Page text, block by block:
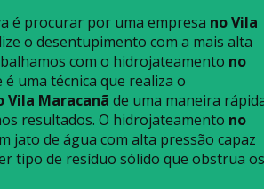
é procurar por uma empresa no Vila
o desentupimento com a mais alta
com o hidrojateamento no
é uma técnica que realiza o
Vila Maracanã de uma maneira
resultados. O hidrojateamento no
jato de água com alta pressão capaz
tipo de resíduo sólido que obstrua os